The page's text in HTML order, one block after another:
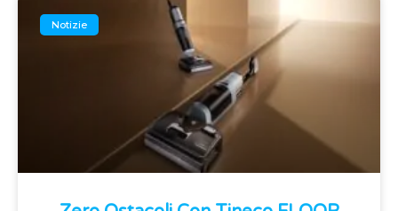
Notizie